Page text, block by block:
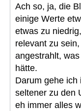
Ach so, ja, die
einige Werte
etwas zu
relevant zu
angestrahlt,
hätte.
Darum gehe ich
seltener zu den
eh immer alles